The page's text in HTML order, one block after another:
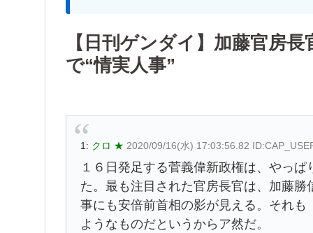
【日刊ゲンダイ】加藤官房
で“情実人事”
1: クロ ★ 2020/09/16(水) 17:03:56.82
１６日発足する菅義偉新政権は、やっ
た。最も注目された官房長官は、加藤
事にも安倍前首相の影が見える。それも
ようなものだというからア然だ。